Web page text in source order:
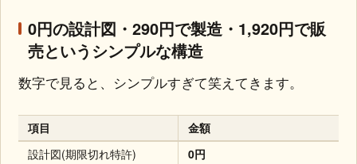
0円の設計図・290円で製造・1,920円で販
売というシンプルな構造
数字で見ると、シンプルすぎて笑えてきます。
項目
金額
設計図(期限切れ特許)
0円